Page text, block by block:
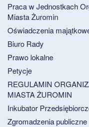
Praca w Jednostkach
Miasta Żuromin
Oświadczenia
Biuro Rady
Prawo lokalne
Petycje
REGULAMIN
MIASTA ŻUROMIN
Inkubator
Zgromadzenia publiczne